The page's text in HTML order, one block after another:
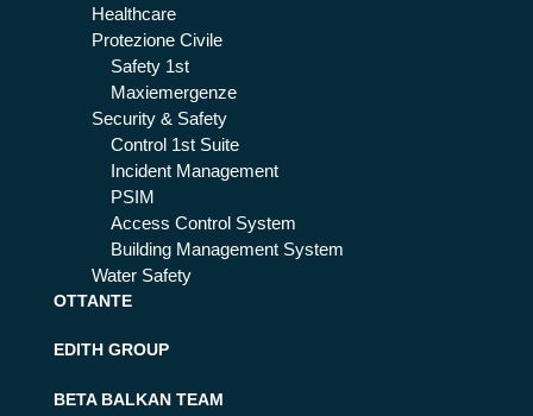
Healthcare
Protezione Civile
Safety 1st
Maxiemergenze
Security & Safety
Control 1st Suite
Incident Management
PSIM
Access Control System
Building Management System
Water Safety
OTTANTE
EDITH GROUP
BETA BALKAN TEAM